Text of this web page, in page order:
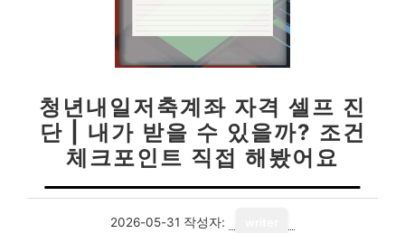
청년내일저축계좌 자격 셀프 진
단 | 내가 받을 수 있을까? 조건
체크포인트 직접 해봤어요
2026-05-31 작성자: